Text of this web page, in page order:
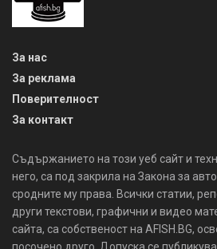
За нас
За реклама
Поверителност
За контакт
Съдържанието на този уеб сайт и
него, са под закрила на Закона за
сродните му права. Всички статии,
други текстови, графични и видео
сайта, са собственост на AFISH.BG,
посочено друго. Допуска се